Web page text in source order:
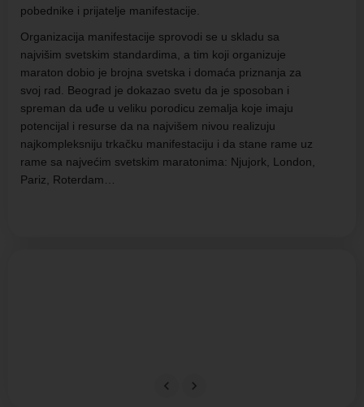
pobednike i prijatelje manifestacije.
Organizacija manifestacije sprovodi se u skladu sa
najvišim svetskim standardima, a tim koji organizuje
maraton dobio je brojna svetska i domaća priznanja za
svoj rad. Beograd je dokazao svetu da je sposoban i
spreman da uđe u veliku porodicu zemalja koje imaju
potencijal i resurse da na najvišem nivou realizuju
najkompleksniju trkačku manifestaciju i da stane rame uz
rame sa najvećim svetskim maratonima: Njujork, London,
Pariz, Roterdam…